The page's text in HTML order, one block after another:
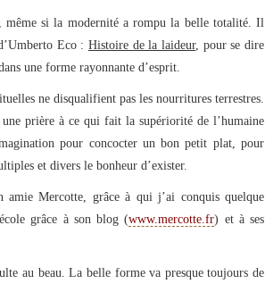
si la modernité a rompu la belle totalité. Il
Eco : Histoire de la laideur, pour se dire
une forme rayonnante d’esprit.
ne disqualifient pas les nourritures terrestres.
prière à ce qui fait la supériorité de l’humaine
pour concocter un bon petit plat, pour
et divers le bonheur d’exister.
Mercotte, grâce à qui j’ai conquis quelque
grâce à son blog (www.mercotte.fr) et à ses
au beau. La belle forme va presque toujours de